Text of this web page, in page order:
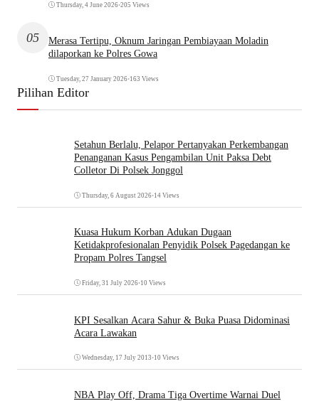
Thursday, 4 June 2026•205 Views
05
Merasa Tertipu, Oknum Jaringan Pembiayaan Moladin
dilaporkan ke Polres Gowa
Tuesday, 27 January 2026•163 Views
Pilihan Editor
Setahun Berlalu, Pelapor Pertanyakan Perkembangan
Penanganan Kasus Pengambilan Unit Paksa Debt
Colletor Di Polsek Jonggol
Thursday, 6 August 2026•14 Views
Kuasa Hukum Korban Adukan Dugaan
Ketidakprofesionalan Penyidik Polsek Pagedangan ke
Propam Polres Tangsel
Friday, 31 July 2026•10 Views
KPI Sesalkan Acara Sahur & Buka Puasa Didominasi
Acara Lawakan
Wednesday, 17 July 2013 •10 Views
NBA Play Off, Drama Tiga Overtime Warnai Duel